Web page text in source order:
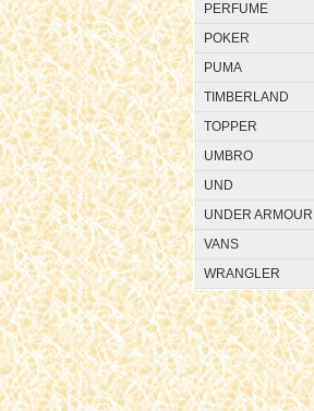
PERFUME
POKER
PUMA
TIMBERLAND
TOPPER
UMBRO
UND
UNDER ARMOUR
VANS
WRANGLER